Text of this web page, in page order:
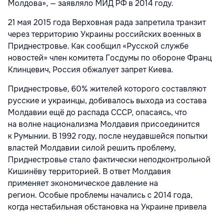
Молдова», — заявляло МИД РФ в 2014 году.
21 мая 2015 года Верховная рада запретила транзит
через территорию Украины российских военных в
Приднестровье. Как сообщил «Русской службе
новостей» член комитета Госдумы по обороне Франц
Клинцевич, Россия обжалует запрет Киева.
Приднестровье, 60% жителей которого составляют
русские и украинцы, добивалось выхода из состава
Молдавии ещё до распада СССР, опасаясь, что
на волне национализма Молдавия присоединится
к Румынии. В 1992 году, после неудавшейся попытки
властей Молдавии силой решить проблему,
Приднестровье стало фактически неподконтрольной
Кишинёву территорией. В ответ Молдавия
применяет экономическое давление на
регион. Особые проблемы начались с 2014 года,
когда нестабильная обстановка на Украине привела